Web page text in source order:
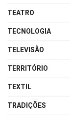
TEATRO
TECNOLOGIA
TELEVISÃO
TERRITÓRIO
TEXTIL
TRADIÇÕES